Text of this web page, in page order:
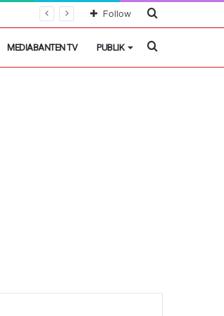
Cari
Follow
MEDIABANTEN TV PUBLIK Cari